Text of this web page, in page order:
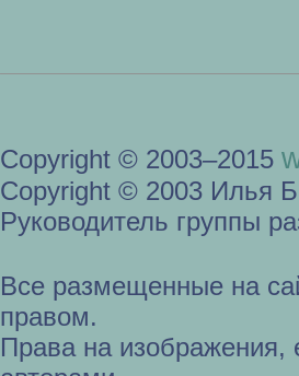
Copyright © 2003–2015
Copyright © 2003 Илья
Руководитель группы
Все размещенные на
правом.
Права на изображения,